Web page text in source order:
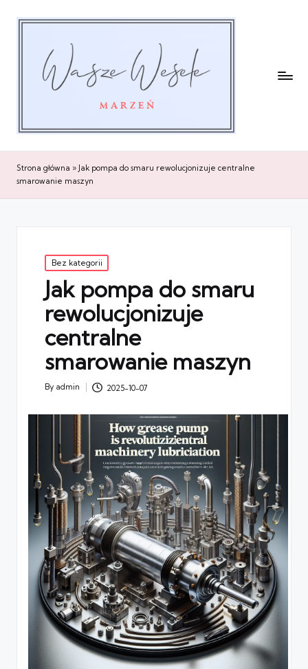
Strona główna » Jak pompa do smaru rewolucjonizuje centralne
smarowanie maszyn
Posted
in
Bez kategorii
Jak pompa do smaru
rewolucjonizuje
centralne
smarowanie maszyn
Posted
By admin 2025-10-07